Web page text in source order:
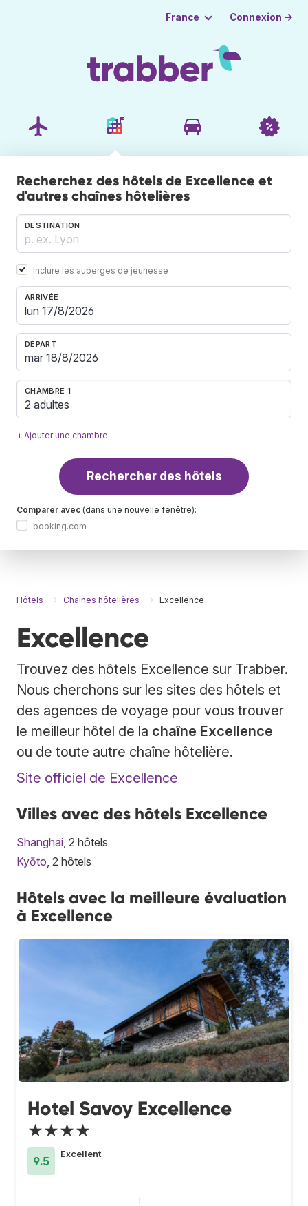
France Connexion →
Recherchez des hôtels de Excellence et
d'autres chaînes hôtelières
DESTINATION
Inclure les auberges de jeunesse
ARRIVÉE
DÉPART
CHAMBRE 1
2 adultes
+ Ajouter une chambre
Rechercher des hôtels
Comparer avec (dans une nouvelle fenêtre):
booking.com
Hôtels Chaînes hôtelières Excellence
Excellence
Trouvez des hôtels Excellence sur Trabber.
Nous cherchons sur les sites des hôtels et
des agences de voyage pour vous trouver
le meilleur hôtel de la chaîne Excellence
ou de toute autre chaîne hôtelière.
Site officiel de Excellence
Villes avec des hôtels Excellence
Shanghai , 2 hôtels
Kyōto , 2 hôtels
Hôtels avec la meilleure évaluation
à Excellence
Hotel Savoy Excellence
★★★★
9.5
Excellent